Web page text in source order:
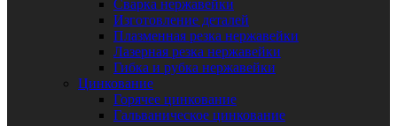
Сварка нержавейки
Изготовление деталей
Плазменная резка нержавейки
Лазерная резка нержавейки
Гибка и рубка нержавейки
Цинкование
Горячее цинкование
Гальваническое цинкование